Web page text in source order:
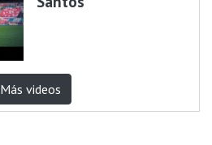
Más videos